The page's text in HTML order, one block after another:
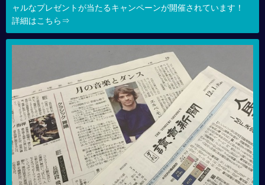
ャルなプレゼントが当たるキャンペーンが開催されています！
詳細はこちら⇒